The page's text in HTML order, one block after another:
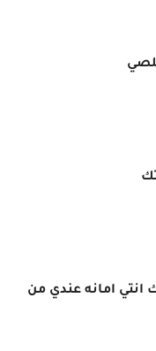
امانه عندي من